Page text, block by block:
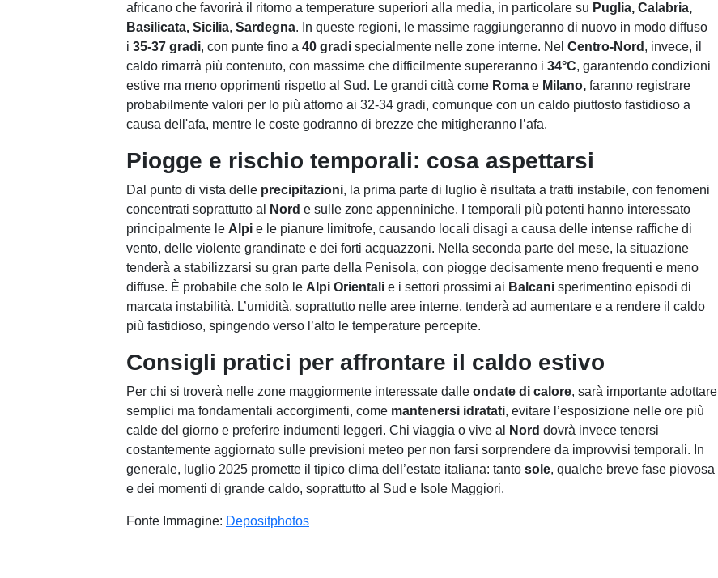
africano che favorirà il ritorno a temperature superiori alla media, in particolare su Puglia, Calabria,
Basilicata, Sicilia, Sardegna. In queste regioni, le massime raggiungeranno di nuovo in modo diffuso
i 35-37 gradi, con punte fino a 40 gradi specialmente nelle zone interne. Nel Centro-Nord , invece, il
caldo rimarrà più contenuto, con massime che difficilmente supereranno i 34°C, garantendo condizioni
estive ma meno opprimenti rispetto al Sud. Le grandi città come Roma e Milano, faranno registrare
probabilmente valori per lo più attorno ai 32-34 gradi, comunque con un caldo piuttosto fastidioso a
causa dell'afa, mentre le coste godranno di brezze che mitigheranno l’afa.
Piogge e rischio temporali: cosa aspettarsi
Dal punto di vista delle precipitazioni, la prima parte di luglio è risultata a tratti instabile, con fenomeni
concentrati soprattutto al
Nord e sulle zone appenniniche. I temporali più potenti hanno interessato
principalmente le Alpi e le pianure limitrofe, causando locali disagi a causa delle intense raffiche di
vento, delle violente grandinate e dei forti acquazzoni. Nella seconda parte del mese, la situazione
tenderà a stabilizzarsi su gran parte della Penisola, con piogge decisamente meno frequenti e meno
diffuse. È probabile che solo le Alpi Orientali e i settori prossimi ai Balcani sperimentino episodi di
marcata instabilità. L’umidità, soprattutto nelle aree interne, tenderà ad aumentare e a rendere il caldo
più fastidioso, spingendo verso l’alto le temperature percepite.
Consigli pratici per affrontare il caldo estivo
Per chi si troverà nelle zone maggiormente interessate dalle ondate di calore, sarà importante adottare
semplici ma fondamentali accorgimenti, come mantenersi idratati, evitare l’esposizione nelle ore più
calde del giorno e preferire indumenti leggeri. Chi viaggia o vive al
Nord dovrà invece tenersi
costantemente aggiornato sulle previsioni meteo per non farsi sorprendere da improvvisi temporali. In
generale, luglio 2025 promette il tipico clima dell’estate italiana: tanto sole, qualche breve fase piovosa
e dei momenti di grande caldo, soprattutto al Sud e Isole Maggiori.
Fonte Immagine: Depositphotos